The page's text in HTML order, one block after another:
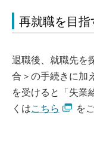
再就職を目指
退職後、就職先を
合＞の手続きに加
を受けると「失業
くはこちら を